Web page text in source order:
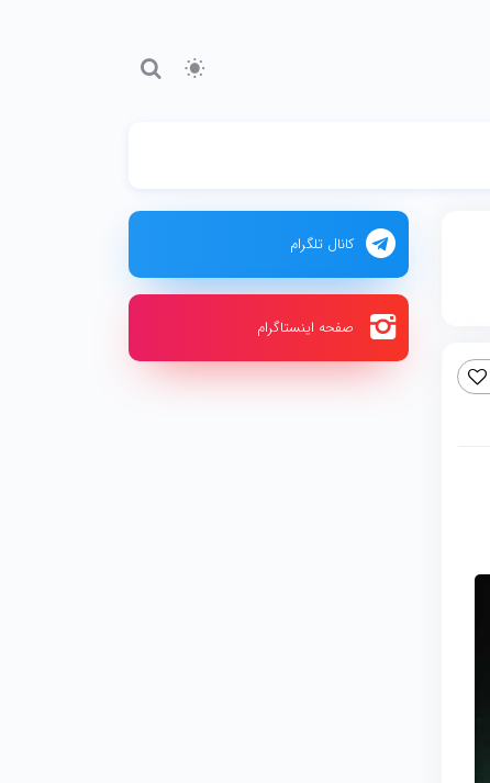
کانال تلگرام
صفحه اینستاگرام